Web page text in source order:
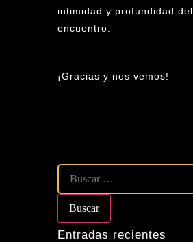
intimidad y profundidad del
encuentro.
¡Gracias y nos vemos!
Entradas recientes